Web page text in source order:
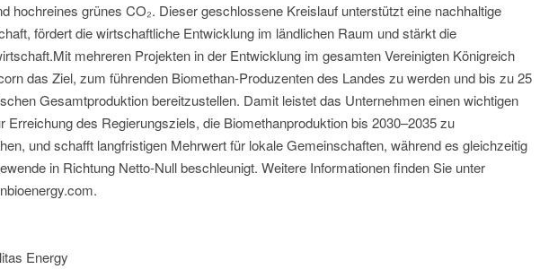
hochreines grünes CO₂. Dieser geschlossene Kreislauf unterstützt eine nachhaltige
fördert die wirtschaftliche Entwicklung im ländlichen Raum und stärkt die
mehreren Projekten in der Entwicklung im gesamten Vereinigten Königreich
das Ziel, zum führenden Biomethan-Produzenten des Landes zu werden und bis zu 25
Gesamtproduktion bereitzustellen. Damit leistet das Unternehmen einen wichtigen
Erreichung des Regierungsziels, die Biomethanproduktion bis 2030–2035 zu
und schafft langfristigen Mehrwert für lokale Gemeinschaften, während es gleichzeitig
in Richtung Netto-Null beschleunigt. Weitere Informationen finden Sie unter
Energy